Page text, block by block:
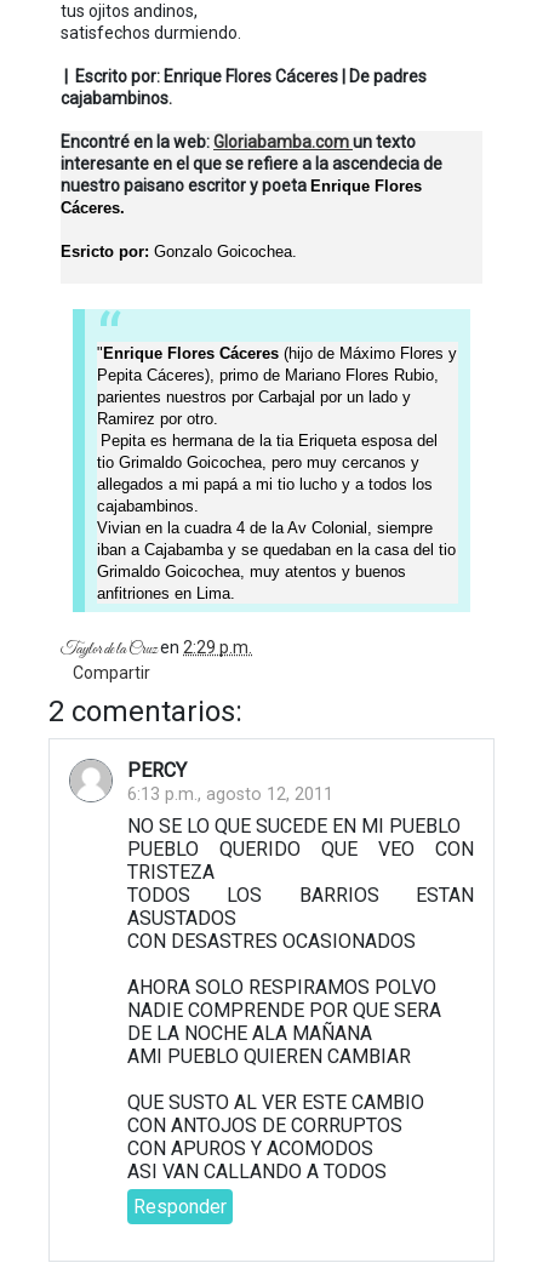
tus ojitos andinos,
satisfechos durmiendo.
| Escrito por: Enrique Flores Cáceres | De padres
cajabambinos.
Encontré en la web:Gloriabamba.comun texto
interesante en el que se refiere a la ascendecia de
nuestro paisano escritor y poeta Enrique Flores
Cáceres.
Esricto por: Gonzalo Goicochea.
" Enrique Flores Cáceres (hijo de Máximo Flores y
Pepita Cáceres), primo de Mariano Flores Rubio,
parientes nuestros por Carbajal por un lado y
Ramirez por otro.
Pepita es hermana de la tia Eriqueta esposa del
tio Grimaldo Goicochea, pero muy cercanos y
allegados a mi papá a mi tio lucho y a todos los
cajabambinos.
Vivian en la cuadra 4 de la Av Colonial, siempre
iban a Cajabamba y se quedaban en la casa del tio
Grimaldo Goicochea, muy atentos y buenos
anfitriones en Lima.
Taylor de la Cruzen 2:29 p.m.
Compartir
2 comentarios:
PERCY
6:13 p.m., agosto 12, 2011
NO SE LO QUE SUCEDE EN MI PUEBLO
PUEBLO QUERIDO QUE VEO CON
TRISTEZA
TODOS LOS BARRIOS ESTAN
ASUSTADOS
CON DESASTRES OCASIONADOS
AHORA SOLO RESPIRAMOS POLVO
NADIE COMPRENDE POR QUE SERA
DE LA NOCHE ALA MAÑANA
AMI PUEBLO QUIEREN CAMBIAR
QUE SUSTO AL VER ESTE CAMBIO
CON ANTOJOS DE CORRUPTOS
CON APUROS Y ACOMODOS
ASI VAN CALLANDO A TODOS
Responder